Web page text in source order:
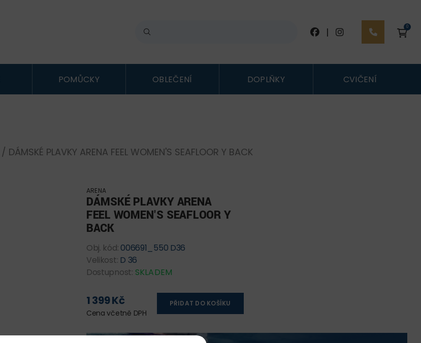
| 0
POMŮCKY OBLEČENÍ DOPLŇKY CVIČENÍ
/ DÁMSKÉ PLAVKY ARENA FEEL WOMEN'S SEAFLOOR Y BACK
ARENA
DÁMSKÉ PLAVKY ARENA
FEEL WOMEN'S SEAFLOOR Y
BACK
Obj. kód: 006691_550 D36
Velikost: D 36
Dostupnost: SKLADEM
1 399 Kč
Cena včetně DPH
PŘIDAT DO KOŠÍKU